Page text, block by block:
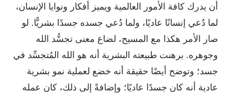
أن يدرك كافة الأمور العالمية ويميز أفكار ونوايا الإنسان،
لما دُعي إنسانًا عاديًا، ولما دُعي جسده جسدًا بشريًّا. لو
صار الأمر هكذا مع المسيح، لضاع معنى تجسُّد الله
وجوهره. برهنت طبيعته البشرية أنه هو الله المُتجسِّد في
جسد؛ وتوضح أيضًا حقيقة أنه خضع لعملية نمو بشرية
عادية أنه كان جسدًا عاديًا؛ وإضافةً إلى ذلك، كان عمله